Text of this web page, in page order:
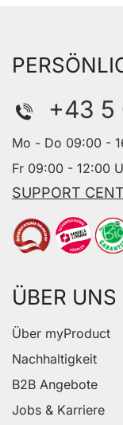
+43 5
Mo - Do 09:00 -
Fr 09:00 - 12:00
SUPPORT
ÜBER UNS
Über myProduct
Nachhaltigkeit
B2B Angebote
Jobs & Karriere